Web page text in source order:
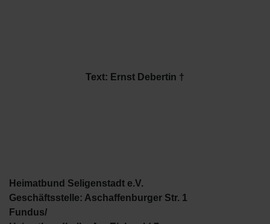
Text: Ernst Debertin †
Heimatbund Seligenstadt e.V.
Geschäftsstelle: Aschaffenburger Str. 1
Fundus/